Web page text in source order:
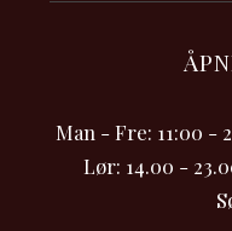
Man - Fre: 11:00 -
Lør: 14.00 -